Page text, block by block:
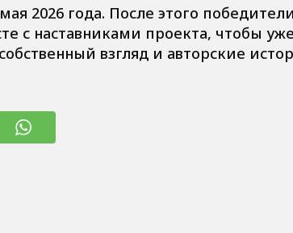
2026 года. После этого победители
с наставниками проекта, чтобы уже
взгляд и авторские